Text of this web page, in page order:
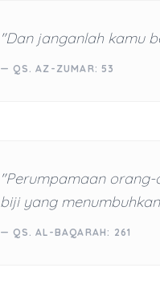
"Dan janganlah kamu
— QS. AZ-ZUMAR: 53
"Perumpamaan
biji yang
— QS. AL-BAQARAH: 261